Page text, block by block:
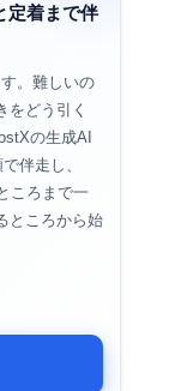
定着まで伴
。難しいの
をどう引く
の生成AI
伴走し、
ころまで一
ところから始